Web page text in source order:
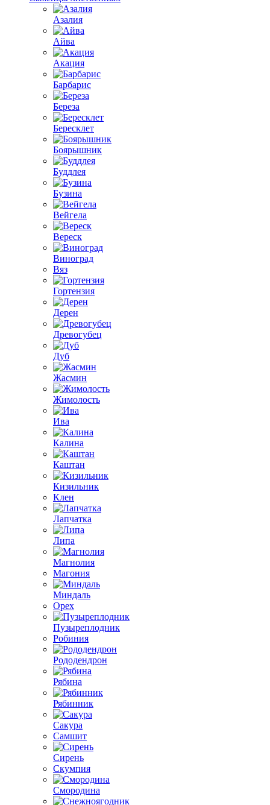
Азалия
Айва
Акация
Барбарис
Береза
Бересклет
Боярышник
Буддлея
Бузина
Вейгела
Вереск
Виноград
Вяз
Гортензия
Дерен
Древогубец
Дуб
Жасмин
Жимолость
Ива
Калина
Каштан
Кизильник
Клен
Лапчатка
Липа
Магнолия
Магония
Миндаль
Орех
Пузыреплодник
Робиния
Рододендрон
Рябина
Рябинник
Сакура
Самшит
Сирень
Скумпия
Смородина